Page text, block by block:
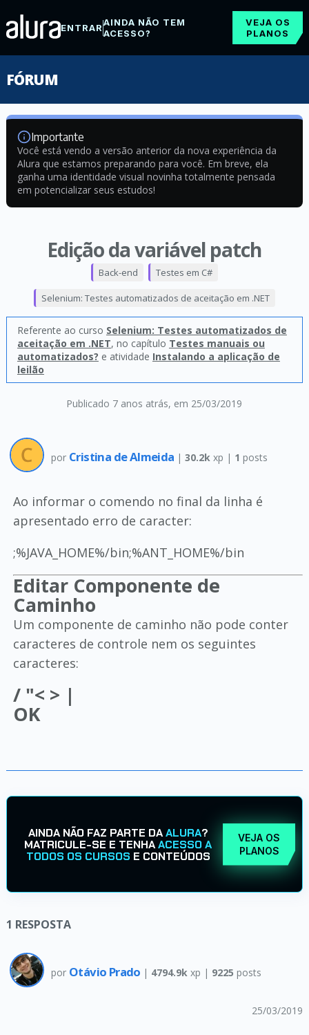
ENTRARAINDA NÃO TEM
ACESSO?
VEJA OS
PLANOS
FÓRUM
Importante
Você está vendo a versão anterior da nova experiência da
Alura que estamos preparando para você. Em breve, ela
ganha uma identidade visual novinha totalmente pensada
em potencializar seus estudos!
Edição da variável patch
Publicado 7 anos atrás, em 25/03/2019
Back-end Testes em C#
Selenium: Testes automatizados de aceitação em .NET
Referente ao curso Selenium: Testes automatizados de
aceitação em .NET, no capítulo Testes manuais ou
automatizados? e atividade Instalando a aplicação de
leilão
por Cristina de Almeida | 30.2k xp | 1 posts
Ao informar o comendo no final da linha é
apresentado erro de caracter:
;%JAVA_HOME%/bin;%ANT_HOME%/bin
Editar Componente de
Caminho
Um componente de caminho não pode conter
caracteres de controle nem os seguintes
caracteres:
/ "< > |
OK
AINDA NÃO FAZ PARTE DAALURA?
MATRICULE-SE E TENHAACESSO A
TODOS OS CURSOS E CONTEÚDOS
VEJA OS
PLANOS
1 RESPOSTA
por Otávio Prado | 4794.9k xp | 9225 posts
25/03/2019